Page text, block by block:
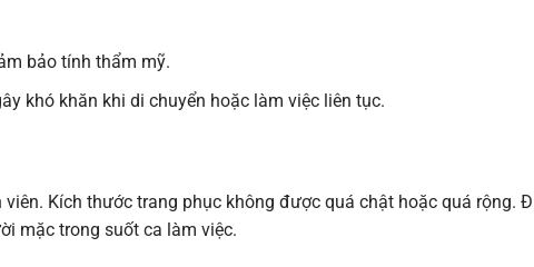
bảo tính thẩm mỹ.
khó khăn khi di chuyển hoặc làm việc liên tục.
Kích thước trang phục không được quá chật hoặc quá rộng.
mặc trong suốt ca làm việc.